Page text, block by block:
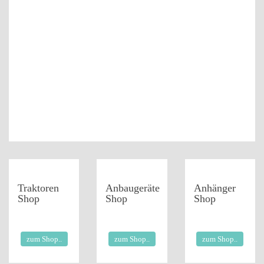
Traktoren
Shop
zum Shop..
Anbaugeräte
Shop
zum Shop..
Anhänger
Shop
zum Shop..